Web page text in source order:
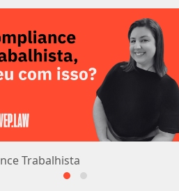
Trabalhista